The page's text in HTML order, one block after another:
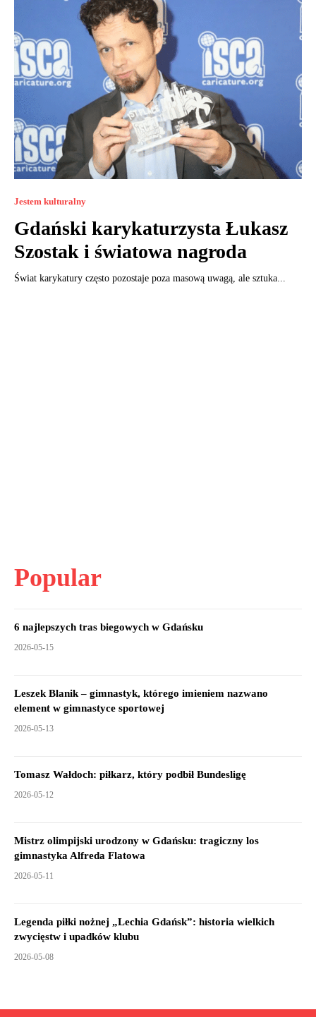
Jestem kulturalny
Gdański karykaturzysta Łukasz
Szostak i światowa nagroda
Świat karykatury często pozostaje poza masową uwagą, ale sztuka...
Popular
6 najlepszych tras biegowych w Gdańsku
2026-05-15
Leszek Blanik – gimnastyk, którego imieniem nazwano
element w gimnastyce sportowej
2026-05-13
Tomasz Wałdoch: piłkarz, który podbił Bundesligę
2026-05-12
Mistrz olimpijski urodzony w Gdańsku: tragiczny los
gimnastyka Alfreda Flatowa
2026-05-11
Legenda piłki nożnej „Lechia Gdańsk”: historia wielkich
zwycięstw i upadków klubu
2026-05-08